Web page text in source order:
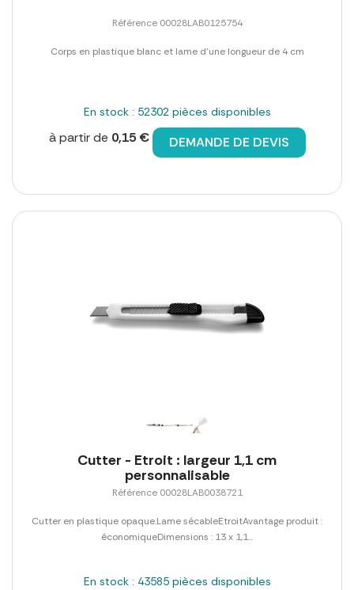
Référence 00028LAB0125754
Corps en plastique blanc et lame d'une longueur de 4 cm
En stock : 52302 pièces disponibles
à partir de 0,15 € DEMANDE DE DEVIS
Cutter - Etroit : largeur 1,1 cm
personnalisable
Référence 00028LAB0038721
Cutter en plastique opaque.Lame sécableEtroitAvantage produit :
économiqueDimensions : 13 x 1,1...
En stock : 43585 pièces disponibles